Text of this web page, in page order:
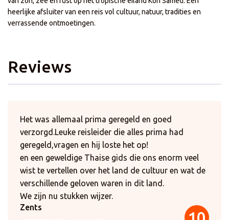
heerlijke afsluiter van een reis vol cultuur, natuur, tradities en
verrassende ontmoetingen.
Reviews
Het was allemaal prima geregeld en goed
verzorgd.Leuke reisleider die alles prima had
geregeld,vragen en hij loste het op!
en een geweldige Thaise gids die ons enorm veel
wist te vertellen over het land de cultuur en wat de
verschillende geloven waren in dit land.
We zijn nu stukken wijzer.
Zents